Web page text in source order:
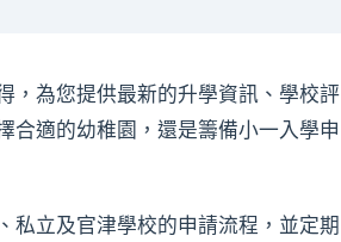
，為您提供最新的升學資訊、學校評
合適的幼稚園，還是籌備小一入學申
私立及官津學校的申請流程，並定期